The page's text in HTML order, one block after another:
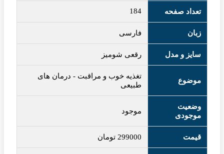
تعداد صفحه 184
زبان فارسی
سایز و مدل رقعی شومیز
موضوع
تغذیه خوب و مراقبت - درمان های
طبیعی
وضعیت
موجودی
موجود
قیمت 299000 تومان